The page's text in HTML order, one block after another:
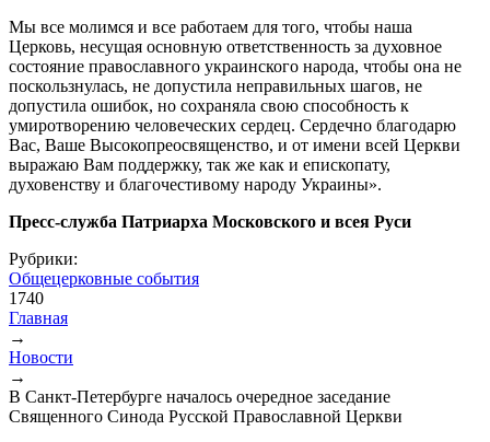
Мы все молимся и все работаем для того, чтобы наша
Церковь, несущая основную ответственность за духовное
состояние православного украинского народа, чтобы она не
поскользнулась, не допустила неправильных шагов, не
допустила ошибок, но сохраняла свою способность к
умиротворению человеческих сердец. Сердечно благодарю
Вас, Ваше Высокопреосвященство, и от имени всей Церкви
выражаю Вам поддержку, так же как и епископату,
духовенству и благочестивому народу Украины».
Пресс-служба Патриарха Московского и всея Руси
Рубрики:
Общецерковные события
1740
Вы здесь
Главная
→
Новости
→
В Санкт-Петербурге началось очередное заседание
Священного Синода Русской Православной Церкви